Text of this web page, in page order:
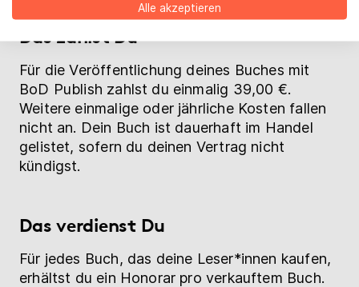
Das zahlst Du
Für die Veröffentlichung deines Buches mit
BoD Publish zahlst du einmalig 39,00 €.
Weitere einmalige oder jährliche Kosten fallen
nicht an. Dein Buch ist dauerhaft im Handel
gelistet, sofern du deinen Vertrag nicht
kündigst.
Das verdienst Du
Für jedes Buch, das deine Leser*innen kaufen,
erhältst du ein Honorar pro verkauftem Buch.
Alle akzeptieren